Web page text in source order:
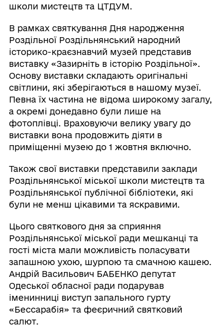
школи мистецтв та ЦТДУМ.
В рамках святкування Дня народження
Роздільної Роздільнянський народний
історико-краєзнавчий музей представив
виставку «Зазирніть в історію Роздільної».
Основу виставки складають оригінальні
світлини, які зберігаються в нашому музеї.
Певна їх частина не відома широкому загалу,
а окремі донедавно були лише на
фотоплівці. Враховуючи велику увагу до
виставки вона продовжить діяти в
приміщенні музею до 1 жовтня включно.
Також свої виставки представили заклади
Роздільнянської міської школи мистецтв та
Роздільнянської публічної бібліотеки, які
були не менш цікавими та яскравими.
Цього святкового дня за сприяння
Роздільнянської міської ради мешканці та
гості міста мали можливість поласувати
запашною ухою, шурпою та смачною кашею.
Андрій Васильович БАБЕНКО депутат
Одеської обласної ради подарував
іменинниці виступ запального гурту
«Бессарабія» та феєричний святковий
салют.